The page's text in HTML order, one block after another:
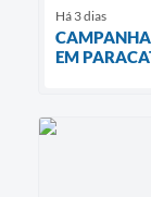
Há 3 dias
EM